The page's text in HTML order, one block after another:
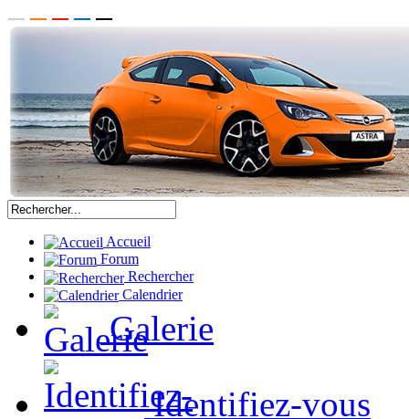
Accueil
Forum
Rechercher
Calendrier
Galerie
Identifiez-vous